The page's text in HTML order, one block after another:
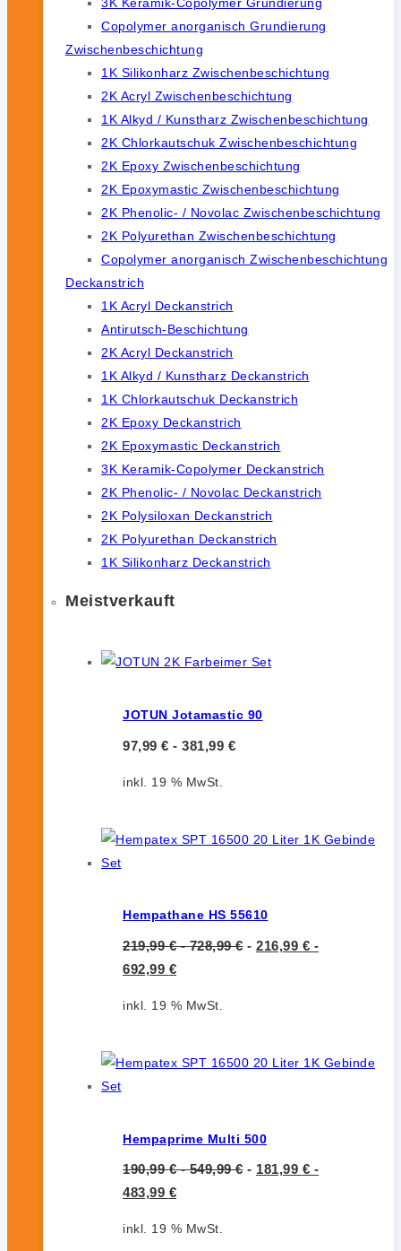
Copolymer anorganisch Grundierung
Zwischenbeschichtung
1K Silikonharz Zwischenbeschichtung
2K Acryl Zwischenbeschichtung
1K Alkyd / Kunstharz Zwischenbeschichtung
2K Chlorkautschuk Zwischenbeschichtung
2K Epoxy Zwischenbeschichtung
2K Epoxymastic Zwischenbeschichtung
2K Phenolic- / Novolac Zwischenbeschichtung
2K Polyurethan Zwischenbeschichtung
Copolymer anorganisch Zwischenbeschichtung
Deckanstrich
1K Acryl Deckanstrich
Antirutsch-Beschichtung
2K Acryl Deckanstrich
1K Alkyd / Kunstharz Deckanstrich
1K Chlorkautschuk Deckanstrich
2K Epoxy Deckanstrich
2K Epoxymastic Deckanstrich
3K Keramik-Copolymer Deckanstrich
2K Phenolic- / Novolac Deckanstrich
2K Polysiloxan Deckanstrich
2K Polyurethan Deckanstrich
1K Silikonharz Deckanstrich
Meistverkauft
JOTUN Jotamastic 90
97,99 € - 381,99 €
inkl. 19 % MwSt.
Hempathane HS 55610
219,99€-728,99€- 216,99 € -
692,99 €
inkl. 19 % MwSt.
Hempaprime Multi 500
190,99€-549,99€- 181,99 € -
483,99 €
inkl. 19 % MwSt.